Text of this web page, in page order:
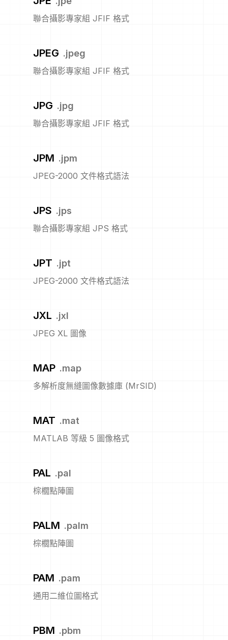
聯合攝影專家組 JFIF 格式
JPEG .jpeg
聯合攝影專家組 JFIF 格式
JPG .jpg
聯合攝影專家組 JFIF 格式
JPM .jpm
JPEG-2000 文件格式語法
JPS .jps
聯合攝影專家組 JPS 格式
JPT .jpt
JPEG-2000 文件格式語法
JXL .jxl
JPEG XL 圖像
MAP .map
多解析度無縫圖像數據庫 (MrSID)
MAT .mat
MATLAB 等級 5 圖像格式
PAL .pal
棕櫚點陣圖
PALM .palm
棕櫚點陣圖
PAM .pam
通用二維位圖格式
PBM .pbm